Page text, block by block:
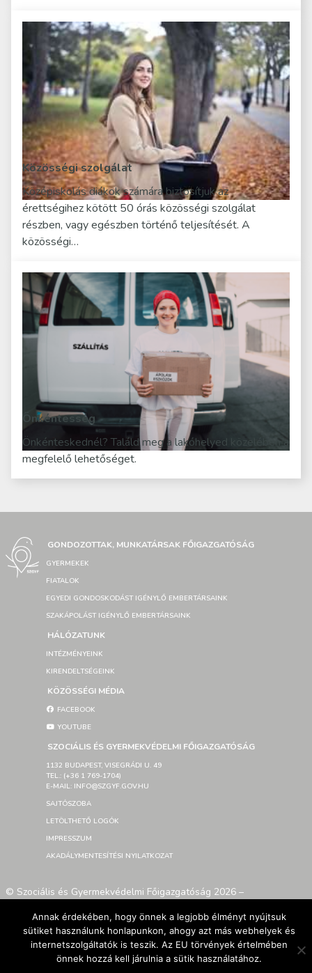
Közösségi szolgálat
Középiskolás diákok számára biztosítjuk az
érettségihez kötött 50 órás közösségi szolgálat
részben, vagy egészben történő teljesítését. A
közösségi…
Önkéntesség
Önkénteskednél? Találd meg a lakóhelyed közelében a
megfelelő lehetőséget.
GONDOZOTTAK, MUNKATÁRSAK FŐIGAZGATÓSÁG
GYERMEKEK
FIATALOK
EGYEDI GONDOSKODÁST IGÉNYLŐ EMBERTÁRSAINK
SZAKÁPOLÁST IGÉNYLŐ EMBERTÁRSAINK
HÁLÓZATUNK
INTÉZMÉNYEINK
KIRENDELTSÉGEINK
KÖZÖSSÉGI MÉDIA
FACEBOOK
YOUTUBE
SZOCIÁLIS ÉS GYERMEKVÉDELMI FŐIGAZGATÓSÁG
1132 BUDAPEST, VISEGRÁDI U. 49
TEL.: (+36 1 769-1704)
E-MAIL: INFO@SZGYF.GOV.HU
SAJTÓSZOBA
LETÖLTHETŐ LOGÓK
IMPRESSZUM
AKADÁLYMENTESÍTÉSI NYILATKOZAT
© Szociális és Gyermekvédelmi Főigazgatóság 2026 –
Annak érdekében, hogy önnek a legjobb élményt nyújtsuk
sütiket használunk honlapunkon, ahogy azt más webhelyek és
internetszolgáltatók is teszik. Az EU törvények értelmében
önnek hozzá kell járulnia a sütik használatához.